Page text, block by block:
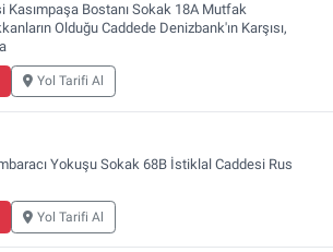
Kasımpaşa Bostanı Sokak 18A Mutfak
Olduğu Caddede Denizbank'ın Karşısı,
Yol Tarifi Al
Yokuşu Sokak 68B İstiklal Caddesi Rus
Yol Tarifi Al